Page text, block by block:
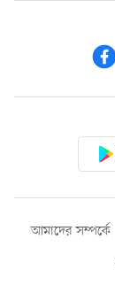
আমাদের সম্পর্কে